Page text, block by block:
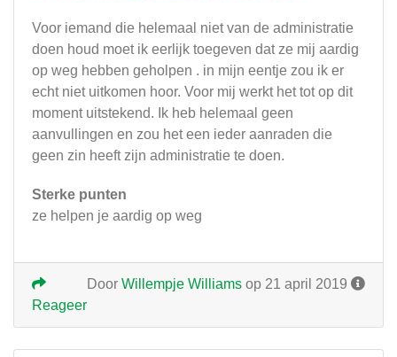
Voor iemand die helemaal niet van de administratie
doen houd moet ik eerlijk toegeven dat ze mij aardig
op weg hebben geholpen . in mijn eentje zou ik er
echt niet uitkomen hoor. Voor mij werkt het tot op dit
moment uitstekend. Ik heb helemaal geen
aanvullingen en zou het een ieder aanraden die
geen zin heeft zijn administratie te doen.
Sterke punten
ze helpen je aardig op weg
Door Willempje Williams op 21 april 2019
Reageer